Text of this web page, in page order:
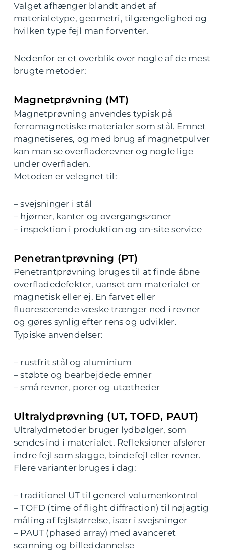
Valget afhænger blandt andet af
materialetype, geometri, tilgængelighed og
hvilken type fejl man forventer.
Nedenfor er et overblik over nogle af de mest
brugte metoder:
Magnetprøvning (MT)
Magnetprøvning anvendes typisk på
ferromagnetiske materialer som stål. Emnet
magnetiseres, og med brug af magnetpulver
kan man se overfladerevner og nogle lige
under overfladen.
Metoden er velegnet til:
– svejsninger i stål
– hjørner, kanter og overgangszoner
– inspektion i produktion og on-site service
Penetrantprøvning (PT)
Penetrantprøvning bruges til at finde åbne
overfladedefekter, uanset om materialet er
magnetisk eller ej. En farvet eller
fluorescerende væske trænger ned i revner
og gøres synlig efter rens og udvikler.
Typiske anvendelser:
– rustfrit stål og aluminium
– støbte og bearbejdede emner
– små revner, porer og utætheder
Ultralydprøvning (UT, TOFD, PAUT)
Ultralydmetoder bruger lydbølger, som
sendes ind i materialet. Refleksioner afslører
indre fejl som slagge, bindefejl eller revner.
Flere varianter bruges i dag:
– traditionel UT til generel volumenkontrol
– TOFD (time of flight diffraction) til nøjagtig
måling af fejlstørrelse, især i svejsninger
– PAUT (phased array) med avanceret
scanning og billeddannelse